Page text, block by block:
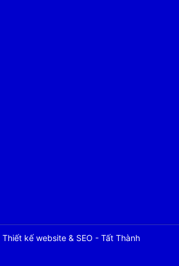
kế website & SEO - Tất Thành